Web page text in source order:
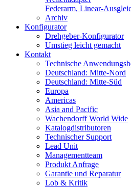
Federarm, Linear-
Archiv
Konfigurator
Drehgeber-Konfigurator
Umstieg leicht gemacht
Kontakt
Technische
Deutschland: Mitte-Nord
Deutschland: Mitte-Süd
Europa
Americas
Asia and Pacific
Wachendorff World Wide
Katalogdistributoren
Technischer Support
Lead Unit
Managementteam
Produkt Anfrage
Garantie und Reparatur
Lob & Kritik